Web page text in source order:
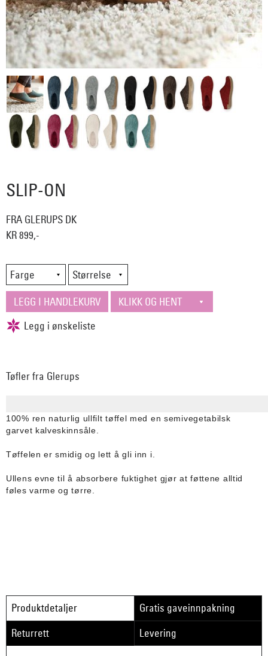
SLIP-ON
FRA GLERUPS DK
KR 899,-
Tøfler fra Glerups
100% ren naturlig ullfilt tøffel med en semivegetabilsk
garvet kalveskinnsåle.
Tøffelen er smidig og lett å gli inn i.
Ullens evne til å absorbere fuktighet gjør at føttene alltid
føles varme og tørre.
Produktdetaljer
Gratis gaveinnpakning
Returrett
Levering